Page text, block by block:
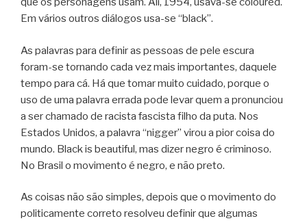
Em vários outros diálogos usa-se “black”.
As palavras para definir as pessoas de pele escura
foram-se tornando cada vez mais importantes, daquele
tempo para cá. Há que tomar muito cuidado, porque o
uso de uma palavra errada pode levar quem a pronunciou
a ser chamado de racista fascista filho da puta. Nos
Estados Unidos, a palavra “nigger” virou a pior coisa do
mundo. Black is beautiful, mas dizer negro é criminoso.
No Brasil o movimento é negro, e não preto.
As coisas não são simples, depois que o movimento do
politicamente correto resolveu definir que algumas